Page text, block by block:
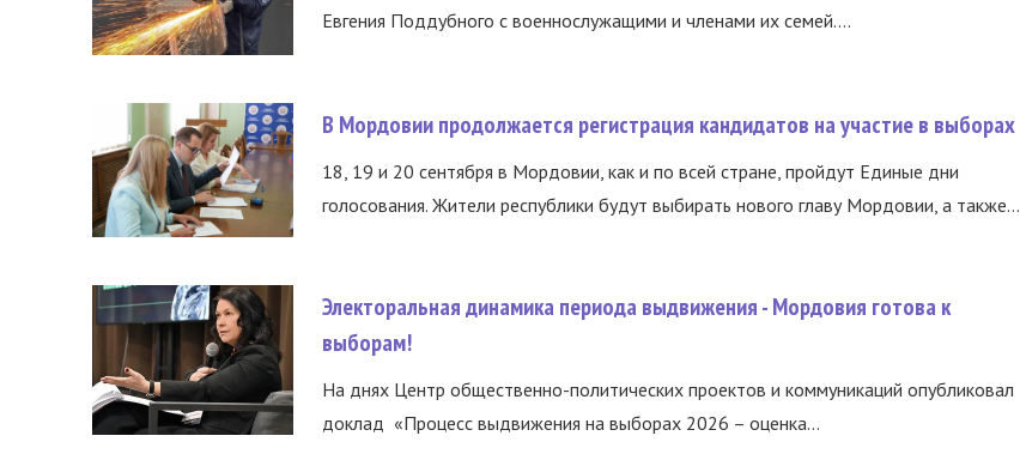
Евгения Поддубного с военнослужащими и членами их семей....
В Мордовии продолжается регистрация кандидатов на участие в выборах
18, 19 и 20 сентября в Мордовии, как и по всей стране, пройдут Единые дни
голосования. Жители республики будут выбирать нового главу Мордовии, а также...
Электоральная динамика периода выдвижения - Мордовия готова к
выборам!
На днях Центр общественно-политических проектов и коммуникаций опубликовал
доклад «Процесс выдвижения на выборах 2026 – оценка...